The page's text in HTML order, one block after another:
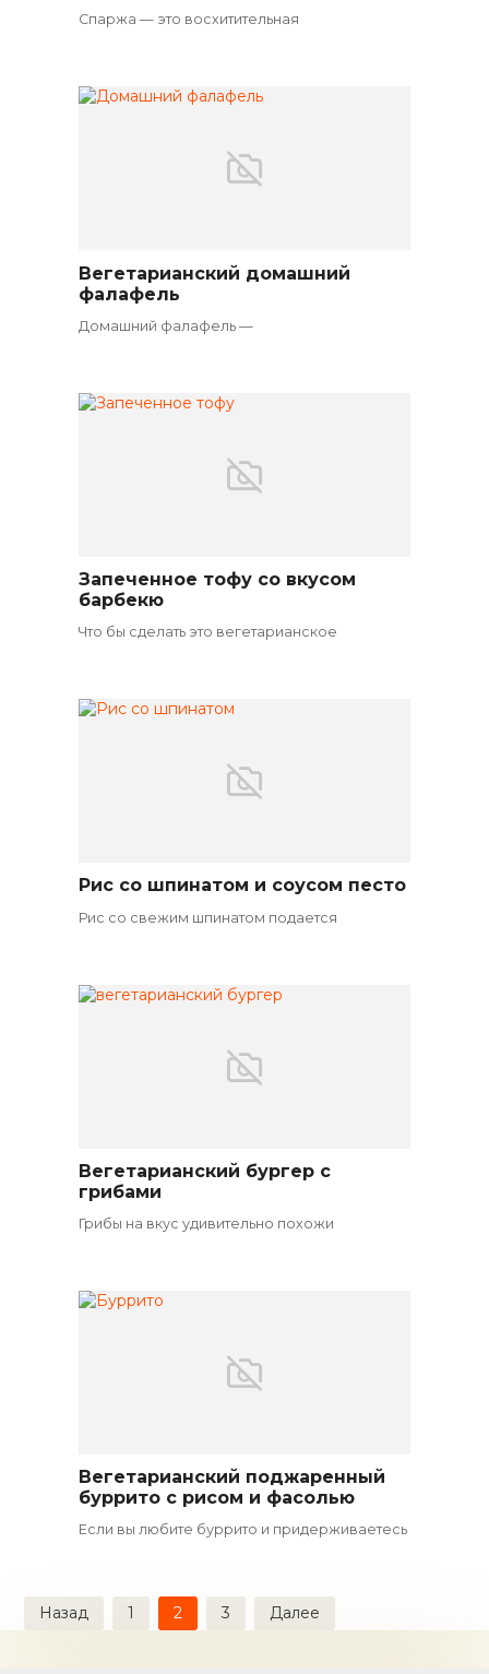
Спаржа — это восхитительная
Вегетарианские закуски
Вегетарианский домашний
фалафель
Домашний фалафель —
Вегетарианские закуски
Запеченное тофу со вкусом
барбекю
Что бы сделать это вегетарианское
Рис со шпинатом и соусом песто
Рис со свежим шпинатом подается
Вегетарианские закуски
Вегетарианский бургер с
грибами
Грибы на вкус удивительно похожи
Вегетарианские закуски
Вегетарианский поджаренный
буррито с рисом и фасолью
Если вы любите буррито и придерживаетесь
Пагинация
записей
Назад 1 2 3 Далее